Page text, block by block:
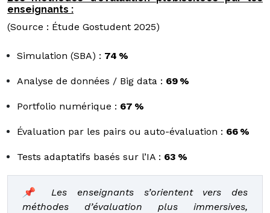
enseignants :
(Source : Étude Gostudent 2025)
Simulation (SBA) : 74 %
Analyse de données / Big data : 69 %
Portfolio numérique : 67 %
Évaluation par les pairs ou auto-évaluation : 66 %
Tests adaptatifs basés sur l’IA : 63 %
📌 Les enseignants s’orientent vers des
méthodes d’évaluation plus immersives,